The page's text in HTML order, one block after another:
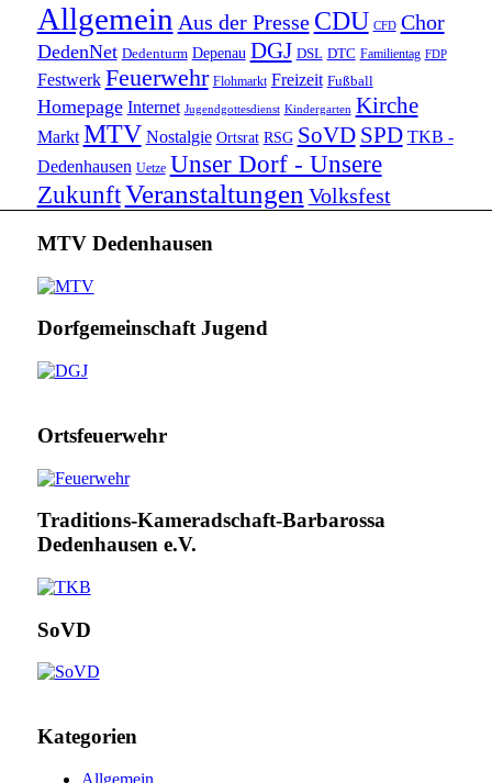
Allgemein Aus der Presse CDU CFD Chor
DedenNet Dedenturm Depenau DGJ DSL DTC Familientag FDP
Festwerk Feuerwehr Flohmarkt Freizeit Fußball
Homepage Internet Jugendgottesdienst Kindergarten Kirche
Markt MTV Nostalgie Ortsrat RSG SoVD SPD TKB -
Dedenhausen Uetze Unser Dorf - Unsere
ZukunftVeranstaltungen Volksfest
MTV Dedenhausen
Dorfgemeinschaft Jugend
Ortsfeuerwehr
Traditions-Kameradschaft-Barbarossa
Dedenhausen e.V.
SoVD
Kategorien
Allgemein